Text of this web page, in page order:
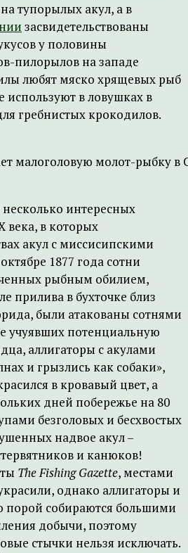
тупорылых акул, а в
засвидетельствованы
у половины
пилорылов на западе
любят мяско хрящевых рыб
используют в ловушках в
гребнистых крокодилов.
малоголовую молот-рыбку
интересных
века, в которых
акул с миссисипскими
1877 года сотни
рыбным обилием,
прилива в бухточке близ
были атакованы сотнями
учуявших потенциальную
аллигаторы с акулами
и грызлись как собаки»,
в кровавый цвет, а
дней побережье на 80
безголовых и бесхвостых
надвое акул –
и канюков!
The Fishing Gazette, местами
однако аллигаторы и
порой собираются большими
добычи, поэтому
стычки нельзя исключать.